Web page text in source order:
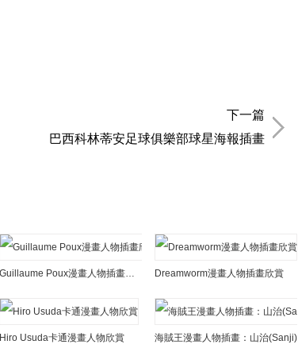
下一篇
巴西科林蒂安足球俱樂部球星海報插畫
Guillaume Poux漫畫人物插畫欣賞 Dreamworm漫畫人物插畫欣賞
Hiro Usuda卡通漫畫人物欣賞 海賊王漫畫人物插畫：山治(Sanji)